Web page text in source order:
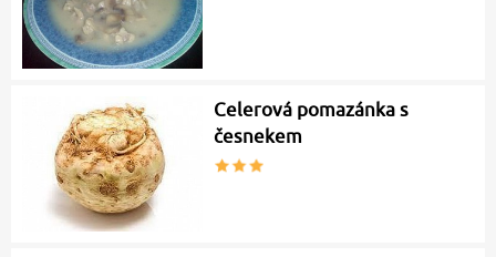
Celerová pomazánka s
česnekem